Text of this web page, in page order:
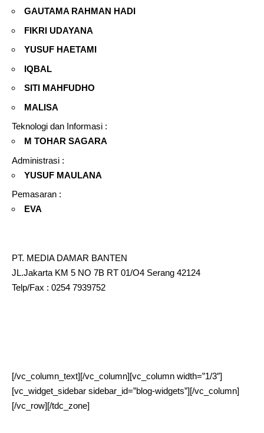
GAUTAMA RAHMAN HADI
FIKRI UDAYANA
YUSUF HAETAMI
IQBAL
SITI MAHFUDHO
MALISA
Teknologi dan Informasi :
M TOHAR SAGARA
Administrasi :
YUSUF MAULANA
Pemasaran :
EVA
PT. MEDIA DAMAR BANTEN
JL.Jakarta KM 5 NO 7B RT 01/O4 Serang 42124
Telp/Fax : 0254 7939752
[/vc_column_text][/vc_column][vc_column width=”1/3″]
[vc_widget_sidebar sidebar_id=”blog-widgets”][/vc_column]
[/vc_row][/tdc_zone]